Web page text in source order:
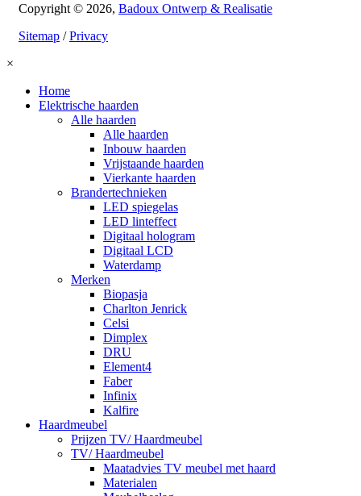
Copyright © 2026, Badoux Ontwerp & Realisatie
Sitemap /Privacy
×
Home
Elektrische haarden
Alle haarden
Alle haarden
Inbouw haarden
Vrijstaande haarden
Vierkante haarden
Brandertechnieken
LED spiegelas
LED linteffect
Digitaal hologram
Digitaal LCD
Waterdamp
Merken
Biopasja
Charlton Jenrick
Celsi
Dimplex
DRU
Element4
Faber
Infinix
Kalfire
Haardmeubel
Prijzen TV/ Haardmeubel
TV/ Haardmeubel
Maatadvies TV meubel met haard
Materialen